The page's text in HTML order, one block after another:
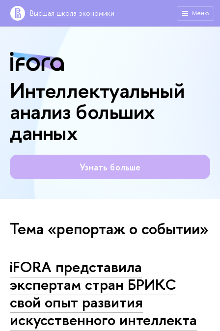
Высшая школа экономики Меню
Интеллектуальный
анализ больших
данных
Узнать больше
Тема «репортаж о событии»
iFORA представила
экспертам стран БРИКС
свой опыт развития
искусственного интеллекта